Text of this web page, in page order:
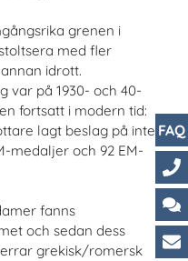
grenen i
med fler
idrott.
var på 1930- och 40-
fortsatt i modern tid:
lagt beslag på inte
medaljer och 92 EM-
fanns
och sedan dess
grekisk/romersk
FAQ